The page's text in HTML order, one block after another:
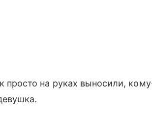
просто на руках выносили,